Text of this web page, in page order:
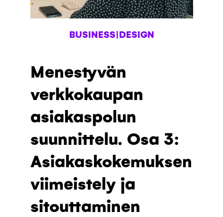
BUSINESS|DESIGN
Menestyvän
verkkokaupan
asiakaspolun
suunnittelu. Osa 3:
Asiakaskokemuksen
viimeistely ja
sitouttaminen